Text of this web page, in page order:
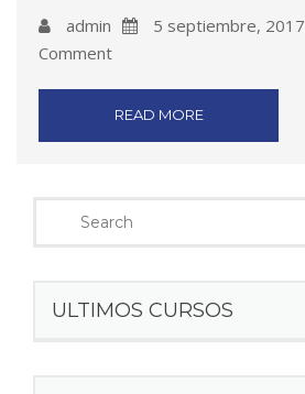
admin 5 septiembre, 2017
Comment
READ MORE
ULTIMOS CURSOS